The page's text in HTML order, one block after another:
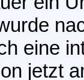
eine
jetzt